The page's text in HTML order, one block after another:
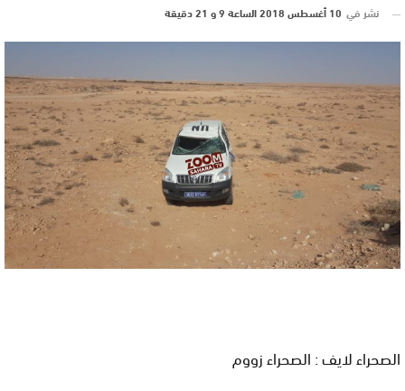
نشر في 10 أغسطس 2018 الساعة 9 و 21 دقيقة
الصحراء لايف : الصحراء زووم